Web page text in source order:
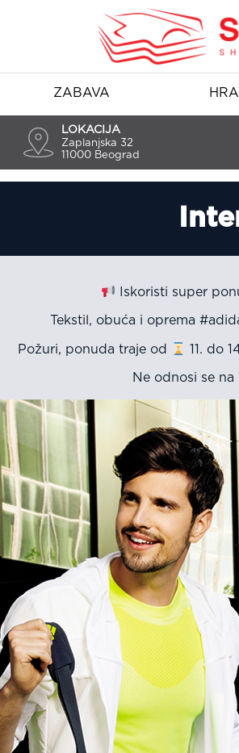
ZABAVA
LOKACIJA
Zaplanjska 32
11000 Beograd
Iskoristi super
Tekstil, obuća i oprema
Požuri, ponuda traje od 11. do
Ne odnosi se na